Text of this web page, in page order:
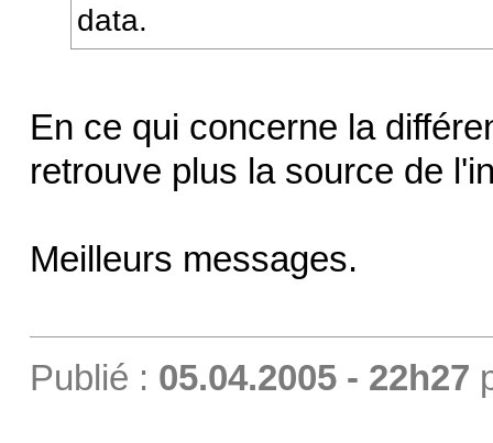
data.
En ce qui concerne la
retrouve plus la source de
Meilleurs messages.
Publié : 05.04.2005 - 22h27